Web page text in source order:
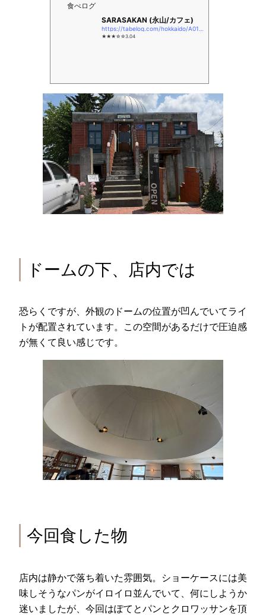
食べログ
SARASAKAN (永山/カフェ)
★★★☆☆3.04
ドームの下、店内では
恐らくですが、外観のドームの位置が凹んでいてライ
トが配置されています。この空間があるだけで圧迫感
が無くて良い感じです。
今回食した物
店内は静かで落ち着いた雰囲気。ショーケースには美
味しそうなパンがイロイロ並んでいて、何にしようか
迷いましたが、今回はぽてとパンとクロワッサンを頂